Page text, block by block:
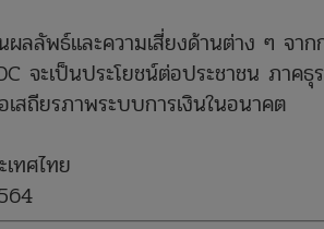
ลลัพธ์และความเสี่ยงด้านต่าง ๆ จาก
จะเป็นประโยชน์ต่อประชาชน ภาคธุ
สถียรภาพระบบการเงินในอนาคต
ทศไทย